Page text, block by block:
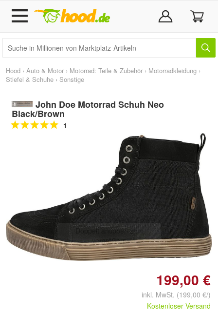
Hood › Auto & Motor › Motorrad: Teile & Zubehör › Motorradkleidung ›
Stiefel & Schuhe › Sonstige
John Doe Motorrad Schuh Neo
Black/Brown
1
Doppelt antippen zum
vergrößern
199,00 €
inkl. MwSt. (199,00 €/)
Kostenloser Versand